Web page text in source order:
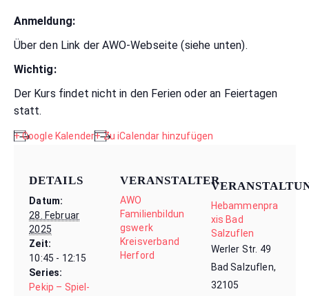
Anmeldung:
Über den Link der AWO-Webseite (siehe unten).
Wichtig:
Der Kurs findet nicht in den Ferien oder an Feiertagen
statt.
+ Google Kalender+ Zu iCalendar hinzufügen
DETAILS
Datum:
28. Februar
2025
Zeit:
10:45 - 12:15
Series:
Pekip – Spiel-
VERANSTALTER
AWO
Familienbildun
gswerk
Kreisverband
Herford
Hebammenpra
xis Bad
Salzuflen
Werler Str. 49
Bad Salzuflen,
32105